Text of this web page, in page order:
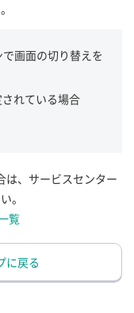
画面の切り替えを
れている場合
は、サービスセンター
。
覧
に戻る